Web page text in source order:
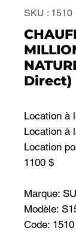
SKU : 1510
Direct)
Location à
Location à
Location
1100 $
Marque:
Modèle:
Code: 1510